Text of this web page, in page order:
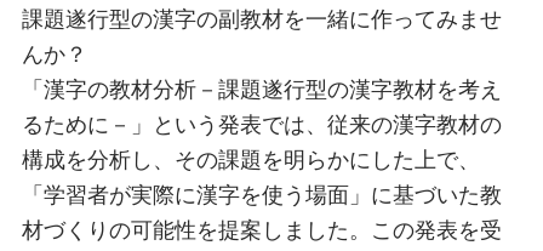
課題遂行型の漢字の副教材を一緒に作ってみませ
んか？
「漢字の教材分析－課題遂行型の漢字教材を考え
るために－」という発表では、従来の漢字教材の
構成を分析し、その課題を明らかにした上で、
「学習者が実際に漢字を使う場面」に基づいた教
材づくりの可能性を提案しました。この発表を受